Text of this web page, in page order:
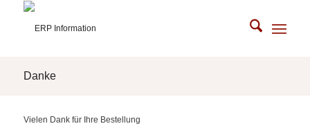
Danke
Vielen Dank für Ihre Bestellung